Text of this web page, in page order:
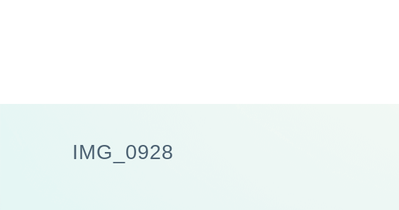
IMG_0928